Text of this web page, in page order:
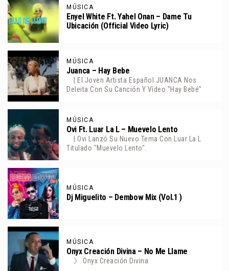
MÚSICA
Enyel White Ft. Yahel Onan – Dame Tu
Ubicación (Official Video Lyric)
MÚSICA
Juanca – Hay Bebe
| El Joven Artista Español JUANCA Nos
Deleita Con Su Canción Y Vídeo "Hay Bebé"
MÚSICA
Ovi Ft. Luar La L – Muevelo Lento
| Ovi Lanzó Su Nuevo Tema Con Luar La L
Titulado "Muevelo Lento".
MÚSICA
Dj Miguelito – Dembow Mix (Vol.1 )
MÚSICA
Onyx Creación Divina – No Me Llame
》 Onyx Creación Divina